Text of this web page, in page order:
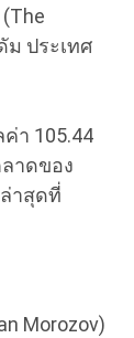
ม ประเทศ
า 105.44
าดของ
าสุดที่
Morozov)